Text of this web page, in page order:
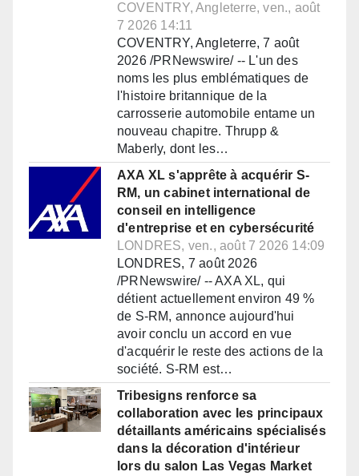
COVENTRY, Angleterre, ven., août
7 2026 14:11
COVENTRY, Angleterre, 7 août
2026 /PRNewswire/ -- L'un des
noms les plus emblématiques de
l'histoire britannique de la
carrosserie automobile entame un
nouveau chapitre. Thrupp &
Maberly, dont les…
AXA XL s'apprête à acquérir S-
RM, un cabinet international de
conseil en intelligence
d'entreprise et en cybersécurité
LONDRES, ven., août 7 2026 14:09
LONDRES, 7 août 2026
/PRNewswire/ -- AXA XL, qui
détient actuellement environ 49 %
de S-RM, annonce aujourd'hui
avoir conclu un accord en vue
d'acquérir le reste des actions de la
société. S-RM est…
Tribesigns renforce sa
collaboration avec les principaux
détaillants américains spécialisés
dans la décoration d'intérieur
lors du salon Las Vegas Market